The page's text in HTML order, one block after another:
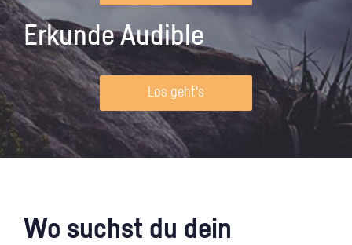
Erkunde Audible
Los geht's
Wo suchst du dein